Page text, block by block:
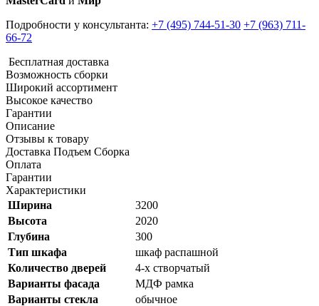
Подробности у консультанта: +7 (495) 744-51-30 +7 (963) 711-
66-72
Бесплатная доставка
Возможность сборки
Широкий ассортимент
Высокое качество
Гарантии
Описание
Отзывы к товару
Доставка Подъем Сборка
Оплата
Гарантии
Характеристики
Ширина
3200
Высота
2020
Глубина
300
Тип шкафа
шкаф распашной
Количество дверей
4-х створчатый
Варианты фасада
МДФ рамка
Варианты стекла
обычное